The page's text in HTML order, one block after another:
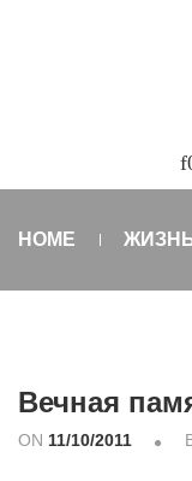
HOME
Вечная
ON 11/10/2011